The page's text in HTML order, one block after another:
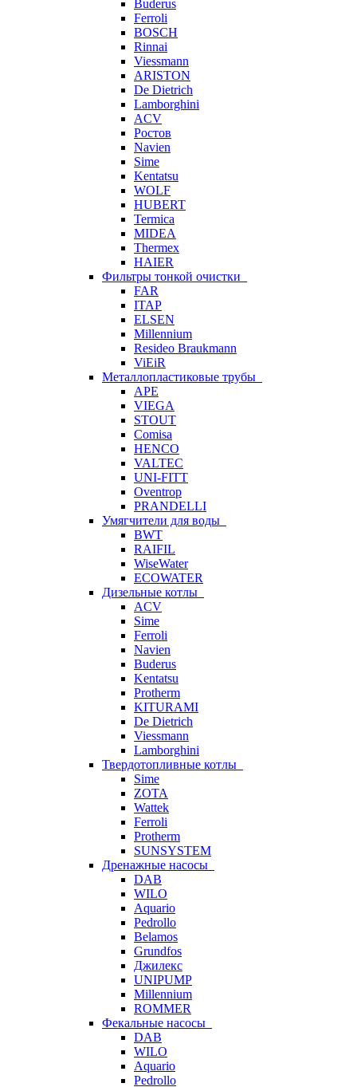
Buderus
Ferroli
BOSCH
Rinnai
Viessmann
ARISTON
De Dietrich
Lamborghini
ACV
Ростов
Navien
Sime
Kentatsu
WOLF
HUBERT
Termica
MIDEA
Thermex
HAIER
Фильтры тонкой очистки
FAR
ITAP
ELSEN
Millennium
Resideo Braukmann
ViEiR
Металлопластиковые трубы
APE
VIEGA
STOUT
Comisa
HENCO
VALTEC
UNI-FITT
Oventrop
PRANDELLI
Умягчители для воды
BWT
RAIFIL
WiseWater
ECOWATER
Дизельные котлы
ACV
Sime
Ferroli
Navien
Buderus
Kentatsu
Protherm
KITURAMI
De Dietrich
Viessmann
Lamborghini
Твердотопливные котлы
Sime
ZOTA
Wattek
Ferroli
Protherm
SUNSYSTEM
Дренажные насосы
DAB
WILO
Aquario
Pedrollo
Belamos
Grundfos
Джилекс
UNIPUMP
Millennium
ROMMER
Фекальные насосы
DAB
WILO
Aquario
Pedrollo